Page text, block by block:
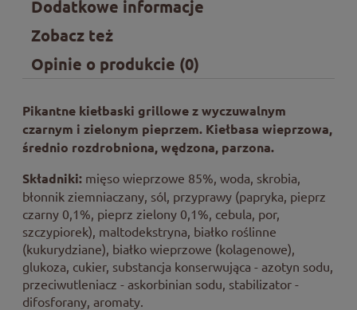
Dodatkowe informacje
Zobacz też
Opinie o produkcie (0)
Pikantne kiełbaski grillowe z wyczuwalnym
czarnym i zielonym pieprzem. Kiełbasa wieprzowa,
średnio rozdrobniona, wędzona, parzona.
Składniki: mięso wieprzowe 85%, woda, skrobia,
błonnik ziemniaczany, sól, przyprawy (papryka, pieprz
czarny 0,1%, pieprz zielony 0,1%, cebula, por,
szczypiorek), maltodekstryna, białko roślinne
(kukurydziane), białko wieprzowe (kolagenowe),
glukoza, cukier, substancja konserwująca - azotyn sodu,
przeciwutleniacz - askorbinian sodu, stabilizator -
difosforany, aromaty.